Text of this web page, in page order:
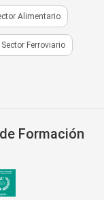
Alimentario
Sector Ferroviario
Formación